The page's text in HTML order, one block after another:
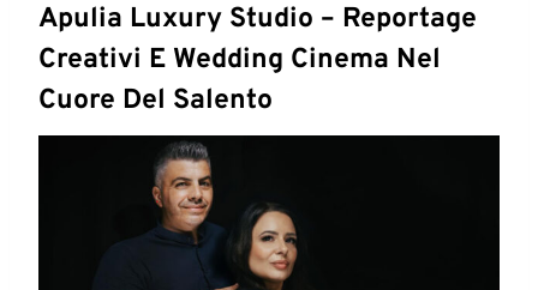
Apulia Luxury Studio – Reportage
Creativi E Wedding Cinema Nel
Cuore Del Salento